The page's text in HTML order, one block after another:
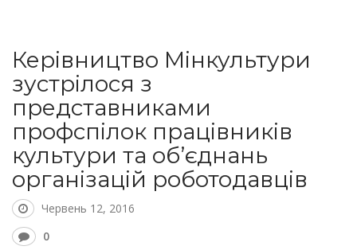
Керівництво Мінкультури
зустрілося з
представниками
профспілок працівників
культури та об’єднань
організацій роботодавців
Червень 12, 2016
0